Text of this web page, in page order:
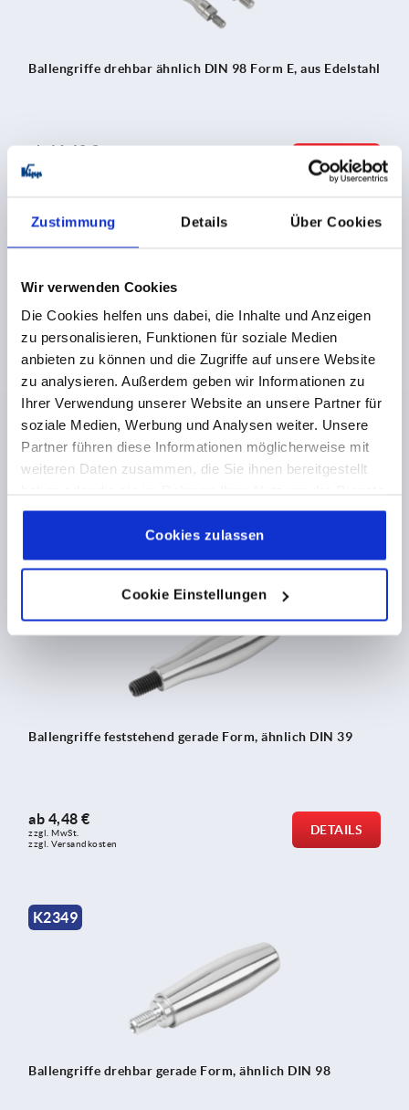
Zustimmung Details Über Cookies
Wir verwenden Cookies
Die Cookies helfen uns dabei, die Inhalte und Anzeigen
zu personalisieren, Funktionen für soziale Medien
anbieten zu können und die Zugriffe auf unsere Website
zu analysieren. Außerdem geben wir Informationen zu
Ihrer Verwendung unserer Website an unsere Partner für
soziale Medien, Werbung und Analysen weiter. Unsere
Partner führen diese Informationen möglicherweise mit
weiteren Daten zusammen, die Sie ihnen bereitgestellt
gesammelt haben.Cookie Richtlinien
Datenschutz|AGB
Cookies zulassen
Cookie Einstellungen
Ballengriffe drehbar ähnlich DIN 98 Form E, aus Edelstahl
ab 16,40 €
zzgl. MwSt.
zzgl. Versandkosten
DETAILS
K0169
Ballengriffe drehbar ähnlich DIN 98 Form E, aus
Aluminium
zzgl. Versandkosten
Ballengriffe feststehend gerade Form, ähnlich DIN 39
ab 4,48 €
zzgl. MwSt.
zzgl. Versandkosten
DETAILS
K2349
Ballengriffe drehbar gerade Form, ähnlich DIN 98